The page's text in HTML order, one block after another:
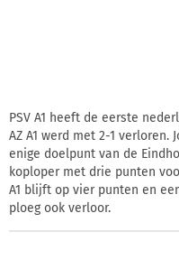
PSV A1 heeft de eerste
AZ A1 werd met 2-1 verloren.
enige doelpunt van de
koploper met drie punten
A1 blijft op vier punten en
ploeg ook verloor.